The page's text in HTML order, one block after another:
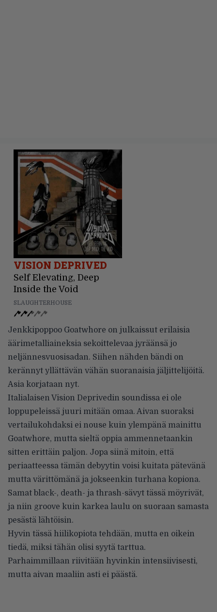
VISION DEPRIVED
Self Elevating, Deep
Inside the Void
SLAUGHTERHOUSE
Jenkkipoppoo Goatwhore on julkaissut erilaisia
äärimetalliaineksia sekoittelevaa jyräänsä jo
neljännesvuosisadan. Siihen nähden bändi on
kerännyt yllättävän vähän suoranaisia jäljittelijöitä.
Asia korjataan nyt.
Italialaisen Vision Deprivedin soundissa ei ole
loppupeleissä juuri mitään omaa. Aivan suoraksi
vertailukohdaksi ei nouse kuin ylempänä mainittu
Goatwhore, mutta sieltä oppia ammennetaankin
sitten erittäin paljon. Jopa siinä mitoin, että
periaatteessa tämän debyytin voisi kuitata pätevänä
mutta värittömänä ja jokseenkin turhana kopiona.
Samat black-, death- ja thrash-sävyt tässä möyrivät,
ja niin groove kuin karkea laulu on suoraan samasta
pesästä lähtöisin.
Hyvin tässä hiilikopiota tehdään, mutta en oikein
tiedä, miksi tähän olisi syytä tarttua.
Parhaimmillaan riivitään hyvinkin intensiivisesti,
mutta aivan maaliin asti ei päästä.